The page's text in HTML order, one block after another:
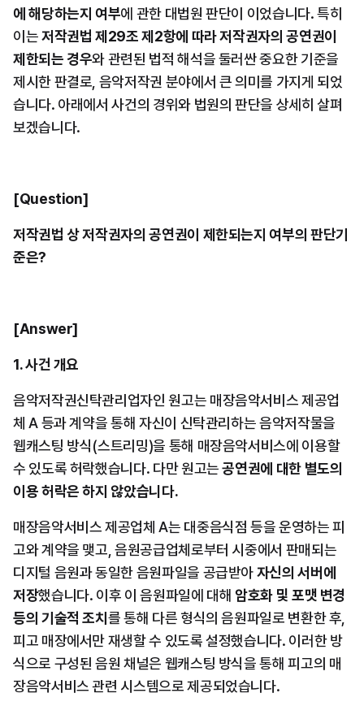
에 해당하는지 여부에 관한 대법원 판단이 이었습니다. 특히
이는 저작권법 제29조 제2항에 따라 저작권자의 공연권이
제한되는 경우와 관련된 법적 해석을 둘러싼 중요한 기준을
제시한 판결로, 음악저작권 분야에서 큰 의미를 가지게 되었
습니다. 아래에서 사건의 경위와 법원의 판단을 상세히 살펴
보겠습니다.
[Question]
저작권법 상 저작권자의 공연권이 제한되는지 여부의 판단기
준은?
[Answer]
1. 사건 개요
음악저작권신탁관리업자인 원고는 매장음악서비스 제공업
체 A 등과 계약을 통해 자신이 신탁관리하는 음악저작물을
웹캐스팅 방식(스트리밍)을 통해 매장음악서비스에 이용할
수 있도록 허락했습니다. 다만 원고는 공연권에 대한 별도의
이용 허락은 하지 않았습니다.
매장음악서비스 제공업체 A는 대중음식점 등을 운영하는 피
고와 계약을 맺고, 음원공급업체로부터 시중에서 판매되는
디지털 음원과 동일한 음원파일을 공급받아 자신의 서버에
저장했습니다. 이후 이 음원파일에 대해 암호화 및 포맷 변경
등의 기술적 조치 를 통해 다른 형식의 음원파일로 변환한 후,
피고 매장에서만 재생할 수 있도록 설정했습니다. 이러한 방
식으로 구성된 음원 채널은 웹캐스팅 방식을 통해 피고의 매
장음악서비스 관련 시스템으로 제공되었습니다.